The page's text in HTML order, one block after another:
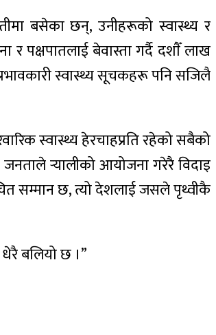
बसेका छन्, उनीहरूको स्वास्थ्य र
पक्षपातलाई बेवास्ता गर्दै दशाैँ लाख
स्वास्थ्य सूचकहरू पनि सजिलै
स्वास्थ्य हेरचाहप्रति रहेको सबैको
र्‍यालीको आयोजना गरेरै विदाइ
सम्मान छ, त्यो देशलाई जसले पृथ्वीकै
बलियो छ ।”